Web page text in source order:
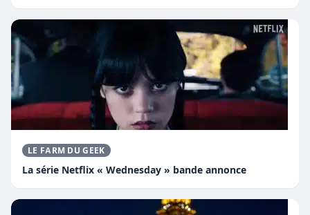
LE FARM DU GEEK
La série Netflix « Wednesday » bande annonce